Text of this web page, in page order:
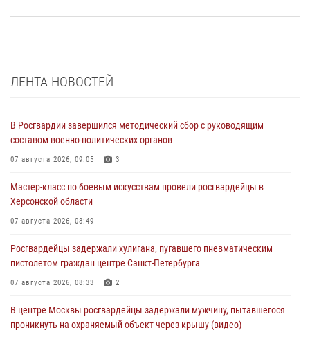
ЛЕНТА НОВОСТЕЙ
В Росгвардии завершился методический сбор с руководящим
составом военно-политических органов
07 августа 2026, 09:05 3
Мастер-класс по боевым искусствам провели росгвардейцы в
Херсонской области
07 августа 2026, 08:49
Росгвардейцы задержали хулигана, пугавшего пневматическим
пистолетом граждан центре Санкт-Петербурга
07 августа 2026, 08:33 2
В центре Москвы росгвардейцы задержали мужчину, пытавшегося
проникнуть на охраняемый объект через крышу (видео)